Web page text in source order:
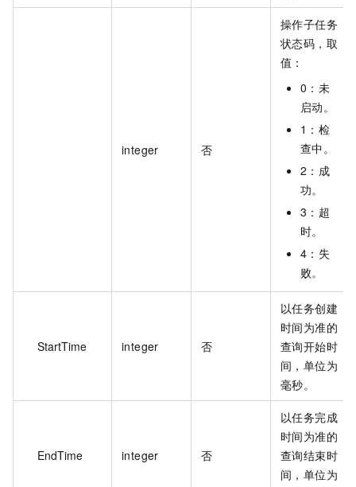
integer 否
操作子任务
状态码，取
值：
0：未
启动。
1：检
查中。
2：成
功。
3：超
时。
4：失
败。
StartTime integer 否
以任务创建
时间为准的
查询开始时
间，单位为
毫秒。
EndTime integer 否
以任务完成
时间为准的
查询结束时
间，单位为